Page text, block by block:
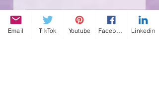
του χεριού μας, προσφέροντάς
μας τα πάντα: ειδήσεις,
αναλύσεις, το "Ρολόι της
Email TikTok Youtube Linkedin